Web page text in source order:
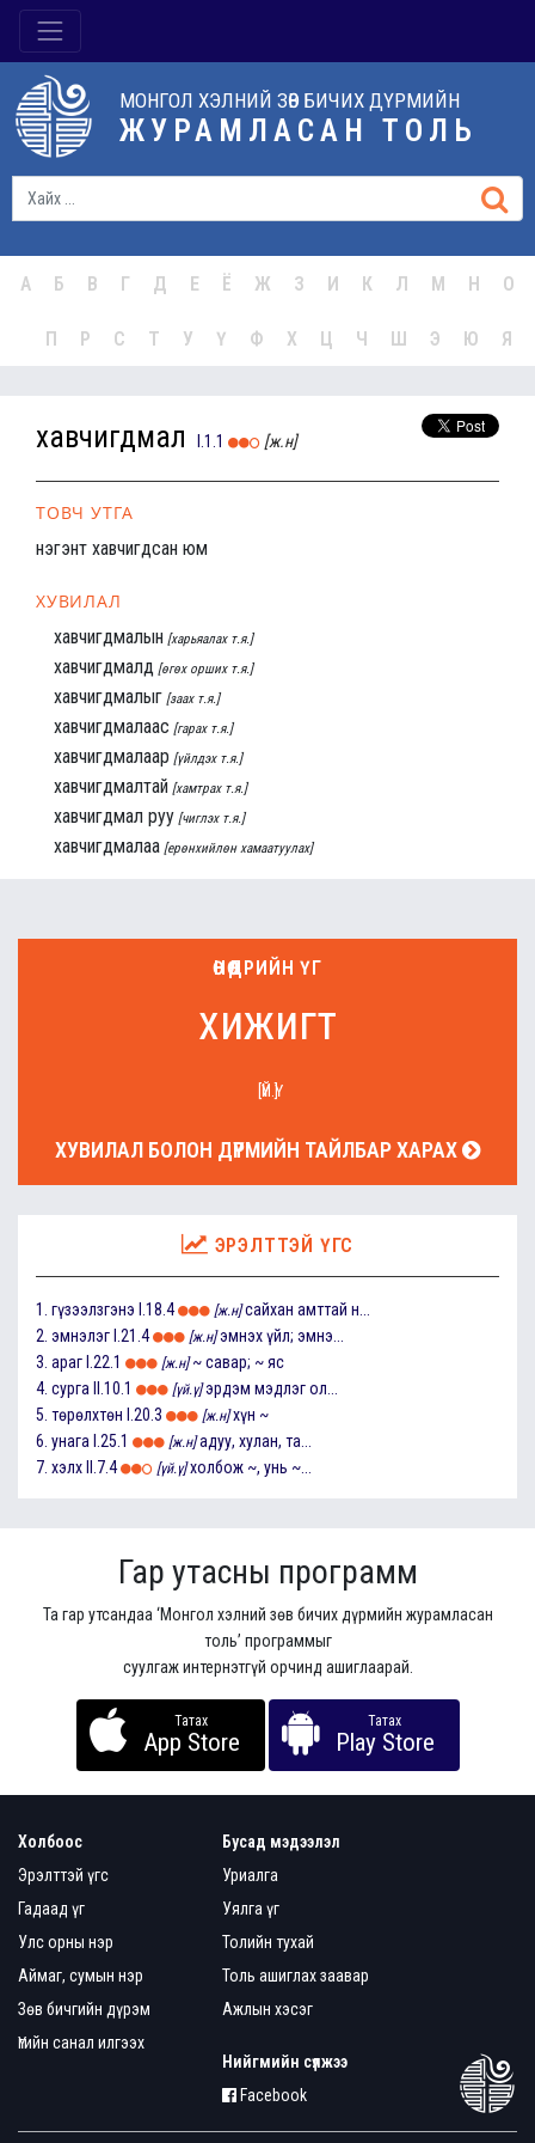
МОНГОЛ ХЭЛНИЙ ЗӨВ БИЧИХ ДҮРМИЙН
ЖУРАМЛАСАН ТОЛЬ
А Б В Г Д Е Ё Ж З И К Л М Н О
П Р С Т У Ү Ф Х Ц Ч Ш Э Ю Я
хавчигдмал I.1.1 [ж.н]
ТОВЧ УТГА
нэгэнт хавчигдсан юм
ХУВИЛАЛ
хавчигдмалын [харьяалах т.я.]
хавчигдмалд [өгөх орших т.я.]
хавчигдмалыг [заах т.я.]
хавчигдмалаас [гарах т.я.]
хавчигдмалаар [үйлдэх т.я.]
хавчигдмалтай [хамтрах т.я.]
хавчигдмал руу [чиглэх т.я.]
хавчигдмалаа [ерөнхийлөн хамаатуулах]
ӨНӨӨДРИЙН ҮГ
хижигт
[ҮЙ.Ү]
ХУВИЛАЛ БОЛОН ДҮРМИЙН ТАЙЛБАР ХАРАХ
ЭРЭЛТТЭЙ ҮГС
1. гүзээлзгэнэ I.18.4 [ж.н] сайхан амттай н...
2. эмнэлэг I.21.4 [ж.н] эмнэх үйл; эмнэ...
3. араг I.22.1 [ж.н] ~ савар; ~ яс
4. сурга II.10.1 [үй.ү] эрдэм мэдлэг ол...
5. төрөлхтөн I.20.3 [ж.н] хүн ~
6. унага I.25.1 [ж.н] адуу, хулан, та...
7. хэлх II.7.4 [үй.ү] холбож ~, унь ~...
Гар утасны программ
Та гар утсандаа ‘Монгол хэлний зөв бичих дүрмийн журамласан
толь’ программыг
суулгаж интернэтгүй орчинд ашиглаарай.
Татах
App Store
Татах
Play Store
Холбоос
Эрэлттэй үгс
Гадаад үг
Улс орны нэр
Аймаг, сумын нэр
Зөв бичгийн дүрэм
Үгийн санал илгээх
Бусад мэдээлэл
Уриалга
Уялга үг
Толийн тухай
Толь ашиглах заавар
Ажлын хэсэг
Нийгмийн сүлжээ
Facebook